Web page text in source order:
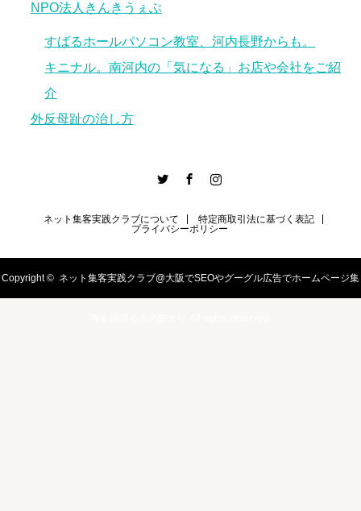
NPO法人きんきうぇぶ
すばるホールパソコン教室、河内長野からも。
キニナル。南河内の「気になる」お店や会社をご紹
介
外反母趾の治し方
ネット集客実践クラブについて
特定商取引法に基づく表記
プライバシーポリシー
Copyright © ネット集客実践クラブ@大阪でSEOやグーグル広告でホームページ集